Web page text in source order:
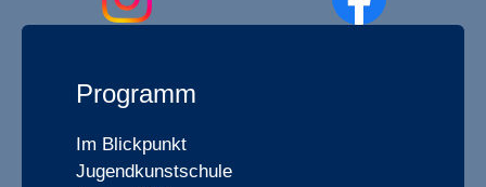
Programm
Im Blickpunkt
Jugendkunstschule